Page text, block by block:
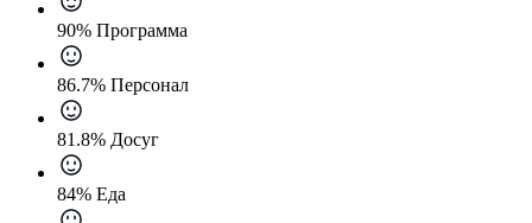
90% Программа
86.7% Персонал
81.8% Досуг
84% Еда